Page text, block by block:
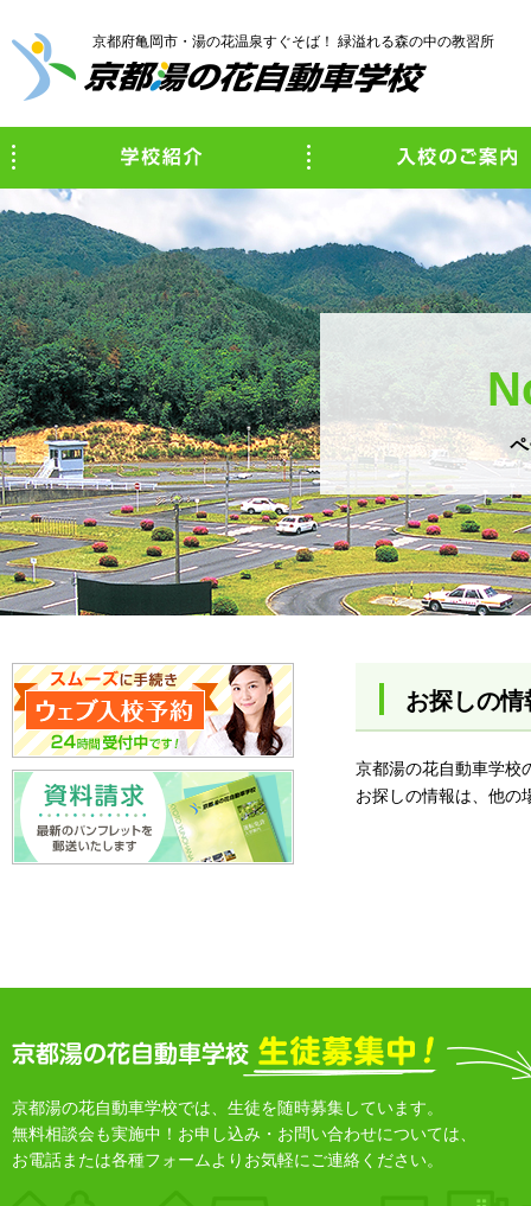
京都府亀岡市・湯の花温泉すぐそば！ 緑溢れる森の中の教習所
お探しの
京都湯の花自動車学校
お探しの情報は、他の
京都湯の花自動車学校では、生徒を随時募集しています。
無料相談会も実施中！お申し込み・お問い合わせについては、
お電話または各種フォームよりお気軽にご連絡ください。